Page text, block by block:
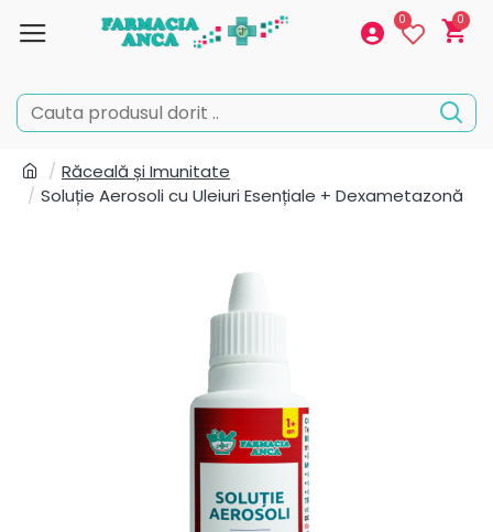
0 0
Răceală și Imunitate
Soluție Aerosoli cu Uleiuri Esențiale + Dexametazonă